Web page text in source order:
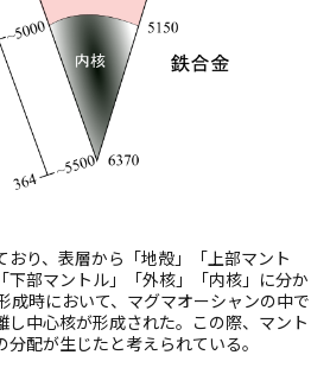
り、表層から「地殻」「上部マント
下部マントル」「外核」「内核」に分か
成時において、マグマオーシャンの中で
し中心核が形成された。この際、マント
配が生じたと考えられている。